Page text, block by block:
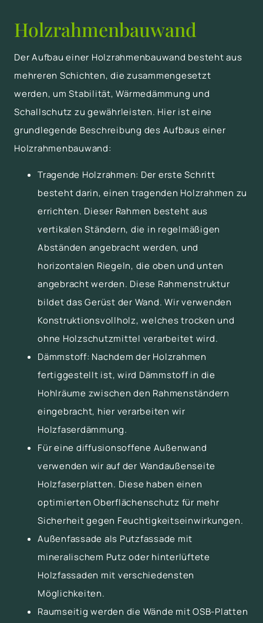
Holzrahmenbauwand
Der Aufbau einer Holzrahmenbauwand besteht aus
mehreren Schichten, die zusammengesetzt
werden, um Stabilität, Wärmedämmung und
Schallschutz zu gewährleisten. Hier ist eine
grundlegende Beschreibung des Aufbaus einer
Holzrahmenbauwand:
Tragende Holzrahmen: Der erste Schritt
besteht darin, einen tragenden Holzrahmen zu
errichten. Dieser Rahmen besteht aus
vertikalen Ständern, die in regelmäßigen
Abständen angebracht werden, und
horizontalen Riegeln, die oben und unten
angebracht werden. Diese Rahmenstruktur
bildet das Gerüst der Wand. Wir verwenden
Konstruktionsvollholz, welches trocken und
ohne Holzschutzmittel verarbeitet wird.
Dämmstoff: Nachdem der Holzrahmen
fertiggestellt ist, wird Dämmstoff in die
Hohlräume zwischen den Rahmenständern
eingebracht, hier verarbeiten wir
Holzfaserdämmung.
Für eine diffusionsoffene Außenwand
verwenden wir auf der Wandaußenseite
Holzfaserplatten. Diese haben einen
optimierten Oberflächenschutz für mehr
Sicherheit gegen Feuchtigkeitseinwirkungen.
Außenfassade als Putzfassade mit
mineralischem Putz oder hinterlüftete
Holzfassaden mit verschiedensten
Möglichkeiten.
Raumseitig werden die Wände mit OSB-Platten